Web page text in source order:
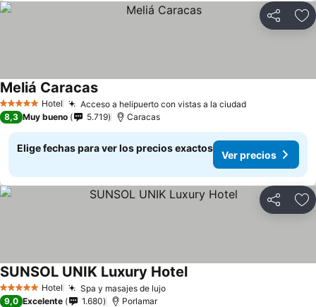
Compartir
5 Estrellas Hotel Acceso a helipuerto con vistas a la ciudad
Meliá Caracas
8,3 Muy bueno 5.719 Caracas
Elige fechas para ver los precios exactos
Ver precios
Compartir
5 Estrellas Hotel Spa y masajes de lujo
SUNSOL UNIK Luxury Hotel
9,0 Excelente 1.680 Porlamar